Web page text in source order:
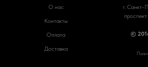
О нас
Контакты
Оплата
Доставка
г. Санкт-
©